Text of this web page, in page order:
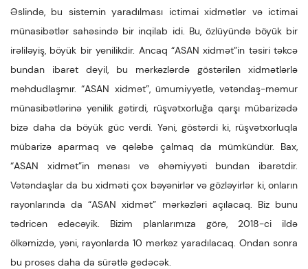
Əslində, bu sistemin yaradılması ictimai xidmətlər və ictimai
münasibətlər sahəsində bir inqilab idi. Bu, özlüyündə böyük bir
irəliləyiş, böyük bir yenilikdir. Ancaq “ASAN xidmət”in təsiri təkcə
bundan ibarət deyil, bu mərkəzlərdə göstərilən xidmətlərlə
məhdudlaşmır. “ASAN xidmət”, ümumiyyətlə, vətəndaş-məmur
münasibətlərinə yenilik gətirdi, rüşvətxorluğa qarşı mübarizədə
bizə daha da böyük güc verdi. Yəni, göstərdi ki, rüşvətxorluqla
mübarizə aparmaq və qələbə çalmaq da mümkündür. Bax,
“ASAN xidmət”in mənası və əhəmiyyəti bundan ibarətdir.
Vətəndaşlar da bu xidməti çox bəyənirlər və gözləyirlər ki, onların
rayonlarında da “ASAN xidmət” mərkəzləri açılacaq. Biz bunu
tədricən edəcəyik. Bizim planlarımıza görə, 2018-ci ildə
ölkəmizdə, yəni, rayonlarda 10 mərkəz yaradılacaq. Ondan sonra
bu proses daha da sürətlə gedəcək.